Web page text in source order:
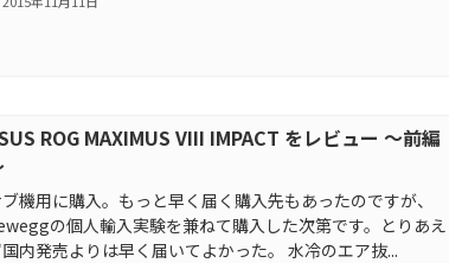
ROG MAXIMUS VIII IMPACT をレビュー ～前編
機用に購入。もっと早く届く購入先もあったのですが、
の個人輸入実験を兼ねて購入した次第です。とりあえ
内発売よりは早く届いてよかった。 水冷のエア抜...